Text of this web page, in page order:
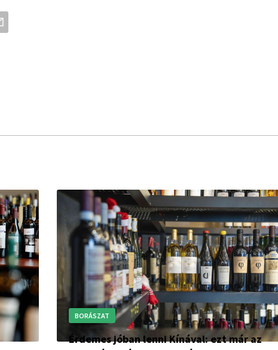
BORÁSZAT
Érdemes jóban lenni Kínával: ezt már az